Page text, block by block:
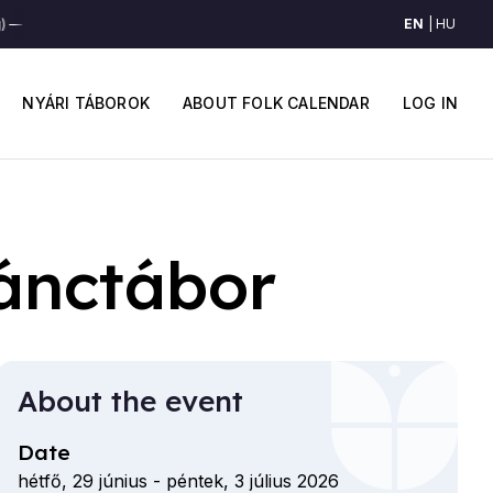
navigation
NYÁRI TÁBOROK ABOUT FOLK CALENDAR
menu
LOG IN
"Árva ének" (Kalotaszeg) "Árva ének"
HU
EN
About the event
Date
hétfő, 29 június - péntek, 3 július 2026